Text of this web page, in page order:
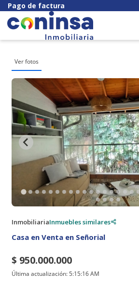
Pago de factura
Ver fotos
InmobiliariaInmuebles similares
Casa en Venta en Señorial
$ 950.000.000
Última actualización:5:15:16 AM